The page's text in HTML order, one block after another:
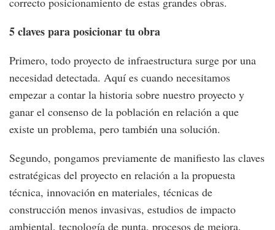
5 claves para posicionar tu obra
Primero, todo proyecto de infraestructura surge por una
necesidad detectada. Aquí es cuando necesitamos
empezar a contar la historia sobre nuestro proyecto y
ganar el consenso de la población en relación a que
existe un problema, pero también una solución.
Segundo, pongamos previamente de manifiesto las claves
estratégicas del proyecto en relación a la propuesta
técnica, innovación en materiales, técnicas de
construcción menos invasivas, estudios de impacto
ambiental, tecnología de punta, procesos de mejora,